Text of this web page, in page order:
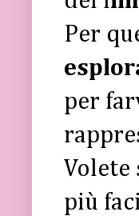
Per
per
Volete
più